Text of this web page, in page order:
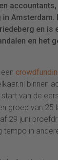
accountants,
Amsterdam.
en is
en het
binnen
van de
groep van 25
29 juni
tempo in